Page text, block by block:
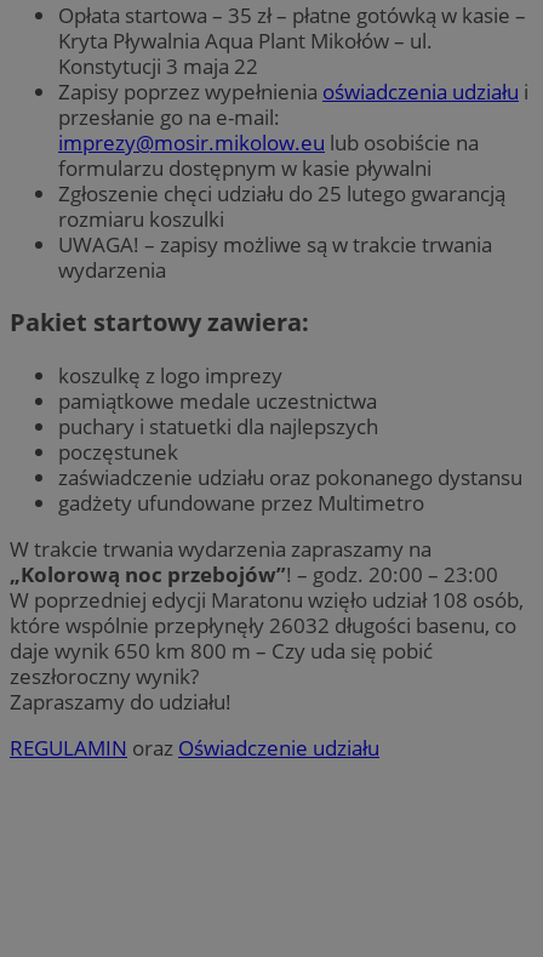
Opłata startowa – 35 zł – płatne gotówką w kasie –
Kryta Pływalnia Aqua Plant Mikołów – ul.
Konstytucji 3 maja 22
Zapisy poprzez wypełnienia oświadczenia udziału i
przesłanie go na e-mail:
imprezy@mosir.mikolow.eu lub osobiście na
formularzu dostępnym w kasie pływalni
Zgłoszenie chęci udziału do 25 lutego gwarancją
rozmiaru koszulki
UWAGA! – zapisy możliwe są w trakcie trwania
wydarzenia
Pakiet startowy zawiera:
koszulkę z logo imprezy
pamiątkowe medale uczestnictwa
puchary i statuetki dla najlepszych
poczęstunek
zaświadczenie udziału oraz pokonanego dystansu
gadżety ufundowane przez Multimetro
W trakcie trwania wydarzenia zapraszamy na
„Kolorową noc przebojów”! – godz. 20:00 – 23:00
W poprzedniej edycji Maratonu wzięło udział 108 osób,
które wspólnie przepłynęły 26032 długości basenu, co
daje wynik 650 km 800 m – Czy uda się pobić
zeszłoroczny wynik?
Zapraszamy do udziału!
REGULAMIN oraz Oświadczenie udziału